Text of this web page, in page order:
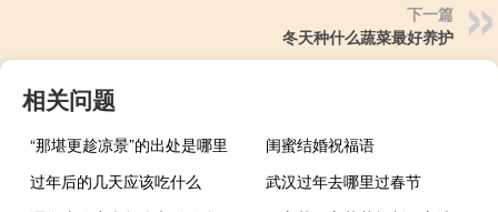
下一篇
冬天种什么蔬菜最好养护
相关问题
“那堪更趁凉景”的出处是哪里
闺蜜结婚祝福语
过年后的几天应该吃什么
武汉过年去哪里过春节